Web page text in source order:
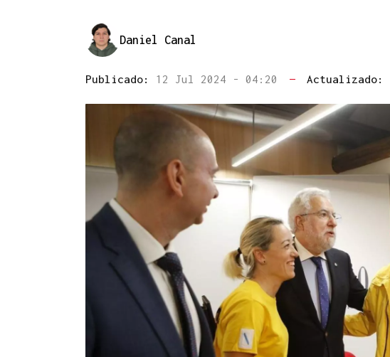
Daniel Canal
Publicado: 12 Jul 2024 - 04:20 — Actualizado: